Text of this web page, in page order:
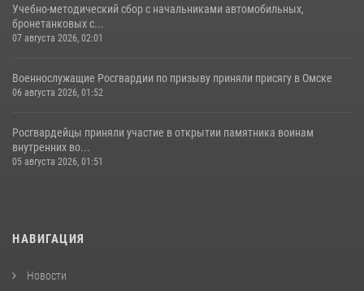
Учебно-методический сбор с начальниками автомобильных,
бронетанковых с...
07 августа 2026, 02:01
Военнослужащие Росгвардии по призыву приняли присягу в Омске
06 августа 2026, 01:52
Росгвардейцы приняли участие в открытии памятника воинам
внутренних во...
05 августа 2026, 01:51
НАВИГАЦИЯ
Новости